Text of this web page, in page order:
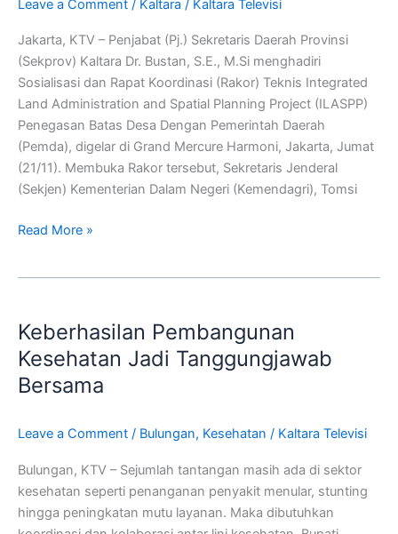
Leave a Comment / Kaltara / Kaltara Televisi
Jakarta, KTV – Penjabat (Pj.) Sekretaris Daerah Provinsi
(Sekprov) Kaltara Dr. Bustan, S.E., M.Si menghadiri
Sosialisasi dan Rapat Koordinasi (Rakor) Teknis Integrated
Land Administration and Spatial Planning Project (ILASPP)
Penegasan Batas Desa Dengan Pemerintah Daerah
(Pemda), digelar di Grand Mercure Harmoni, Jakarta, Jumat
(21/11). Membuka Rakor tersebut, Sekretaris Jenderal
(Sekjen) Kementerian Dalam Negeri (Kemendagri), Tomsi
Kaltara
Read More »
Keberhasilan Pembangunan
Kesehatan Jadi Tanggungjawab
Bersama
Leave a Comment / Bulungan, Kesehatan / Kaltara Televisi
Bulungan, KTV – Sejumlah tantangan masih ada di sektor
kesehatan seperti penanganan penyakit menular, stunting
hingga peningkatan mutu layanan. Maka dibutuhkan
Kesehatan
Jadi
Tanggungjawab
Bersama